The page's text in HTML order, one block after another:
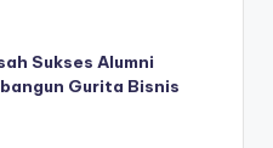
Sukses Alumni
Gurita Bisnis